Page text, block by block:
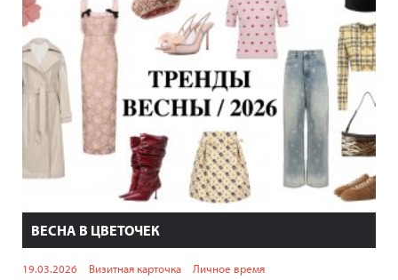
ВЕСНА В ЦВЕТОЧЕК
19.03.2026 Визитная карточка Личное время